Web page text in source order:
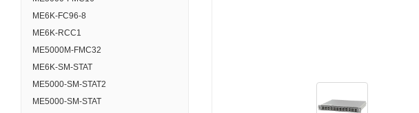
ME6K-FC96-8
ME6K-RCC1
ME5000M-FMC32
ME6K-SM-STAT
ME5000-SM-STAT2
ME5000-SM-STAT